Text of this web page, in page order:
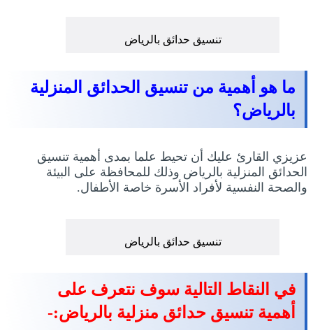
تنسيق حدائق بالرياض
ما هو أهمية من تنسيق الحدائق المنزلية
بالرياض؟
عزيزي القارئ عليك أن تحيط علما بمدى أهمية تنسيق
الحدائق المنزلية بالرياض وذلك للمحافظة على البيئة
والصحة النفسية لأفراد الأسرة خاصة الأطفال.
تنسيق حدائق بالرياض
في النقاط التالية سوف نتعرف على
أهمية تنسيق حدائق منزلية بالرياض:-